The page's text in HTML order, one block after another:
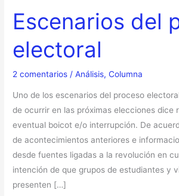
Escenarios del
electoral
2 comentarios /Análisis,Columna
Uno de los escenarios del proceso
de ocurrir en las próximas elecciones dice
eventual boicot e/o interrupción. De
de acontecimientos anteriores e
desde fuentes ligadas a la revolución en
intención de que grupos de estudiantes y
presenten […]